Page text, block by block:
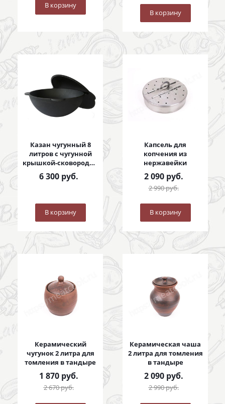
В корзину
В корзину
Казан чугунный 8
литров с чугунной
крышкой-сковородой
8 литров
6 300руб.
В корзину
Капсель для
копчения из
нержавейки
2 090руб.
2 990руб.
В корзину
Керамический
чугунок 2 литра для
томления в тандыре
1 870руб.
2 670руб.
Керамическая чаша
2 литра для томления
в тандыре
2 090руб.
2 990руб.